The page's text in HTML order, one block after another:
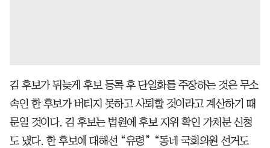
김 후보가 뒤늦게 후보 등록 후 단일화를 주장하는 것은 무소
속인 한 후보가 버티지 못하고 사퇴할 것이라고 계산하기 때
문일 것이다. 김 후보는 법원에 후보 지위 확인 가처분 신청
도 냈다. 한 후보에 대해선 “유령” “동네 국회의원 선거도